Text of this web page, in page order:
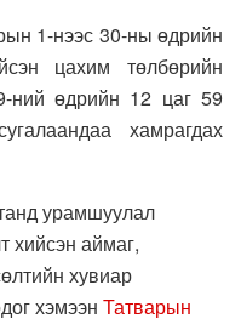
1-нээс 30-ны өдрийн
цахим төлбөрийн
ний өдрийн 12 цаг 59
хамрагдах
урамшуулал
хийсэн аймаг,
хувиар
хэмээн Татварын